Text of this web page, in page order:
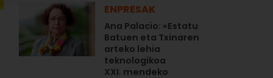
ENPRESAK
Ana Palacio: «Estatu
Batuen eta Txinaren
arteko lehia
teknologikoa
XXI. mendeko